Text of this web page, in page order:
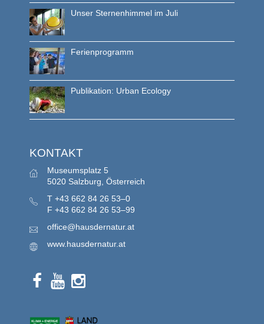
Unser Sternenhimmel im Juli
Ferienprogramm
Publikation: Urban Ecology
KONTAKT
Museumsplatz 5
5020 Salzburg, Österreich
T +43 662 84 26 53–0
F +43 662 84 26 53–99
office@hausdernatur.at
www.hausdernatur.at